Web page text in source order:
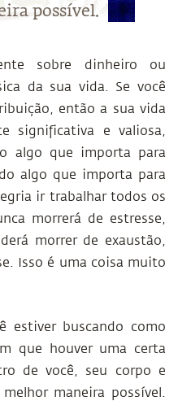
possível.
sobre dinheiro ou
da sua vida. Se você
então a sua vida
significativa e valiosa,
algo que importa para
algo que importa para
ir trabalhar todos os
morrerá de estresse,
morrer de exaustão,
Isso é uma coisa muito
estiver buscando como
que houver uma certa
de você, seu corpo e
maneira possível.